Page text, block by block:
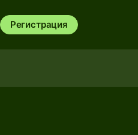
Регистрация